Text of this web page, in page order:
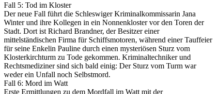
Fall 5: Tod im Kloster
Der neue Fall führt die Schleswiger Kriminalkommissarin Jana
Winter und ihre Kollegen in ein Nonnenkloster vor den Toren der
Stadt. Dort ist Richard Brandner, der Besitzer einer
mittelständischen Firma für Schiffsmotoren, während einer Tauffeier
für seine Enkelin Pauline durch einen mysteriösen Sturz vom
Klosterkirchturm zu Tode gekommen. Kriminaltechniker und
Rechtsmediziner sind sich bald einig: Der Sturz vom Turm war
weder ein Unfall noch Selbstmord.
Fall 6: Mord im Watt
Erste Ermittlungen zu dem Mordfall im Watt mit der